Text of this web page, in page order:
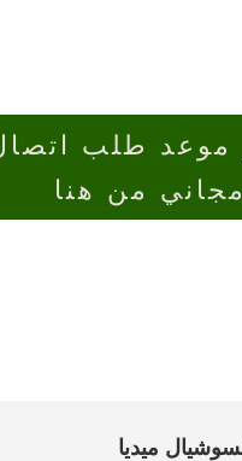
موعد طلب
مجاني من هنا
ميديا